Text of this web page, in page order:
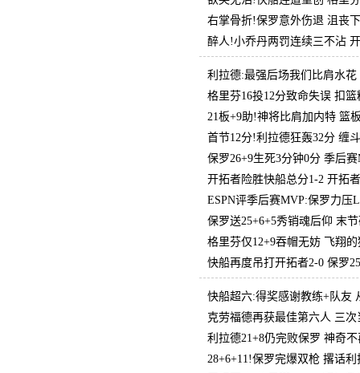
右掌骨折!保罗意外伤退 沮丧
醉人!小乔丹两罚连续三不沾
利拉德:最强后场我们比肩水
格里芬16投12分致命失误 扣
21板+9助!神将比肩加内特 篮
首节12分!利拉德狂轰32分 缠
保罗26+9生死3分钟0分 季后
开拓者险胜快船总分1-2 开拓
ESPN评季后赛MVP:保罗力压
保罗送25+6+5秀销魂后仰 末
格里芬仅12+9吞帽无妨 飞翔
快船再度吊打开拓者2-0 保罗
快船超六:得奖感谢教练+队友
克劳福德再获最佳第六人 三
利拉德21+8仍完败保罗 神奇
28+6+11!保罗完爆双枪 撂话